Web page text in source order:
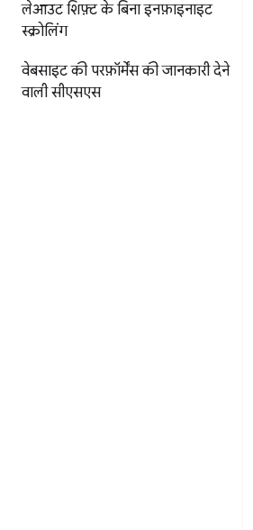
लेआउट शिफ़्ट के बिना इनफ़ाइनाइट
स्क्रोलिंग
वेबसाइट की परफ़ॉर्मेंस की जानकारी देने
वाली सीएसएस